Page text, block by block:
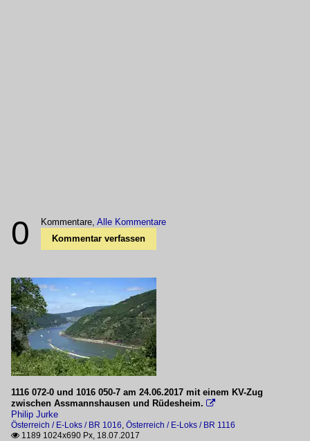
0 Kommentare, Alle Kommentare
Kommentar verfassen
1116 072-0 und 1016 050-7 am 24.06.2017 mit einem KV-Zug
zwischen Assmannshausen und Rüdesheim. 
Philip Jurke
Österreich / E-Loks / BR 1016 Österreich / E-Loks / BR 1116
 1189 1024x690 Px, 18.07.2017